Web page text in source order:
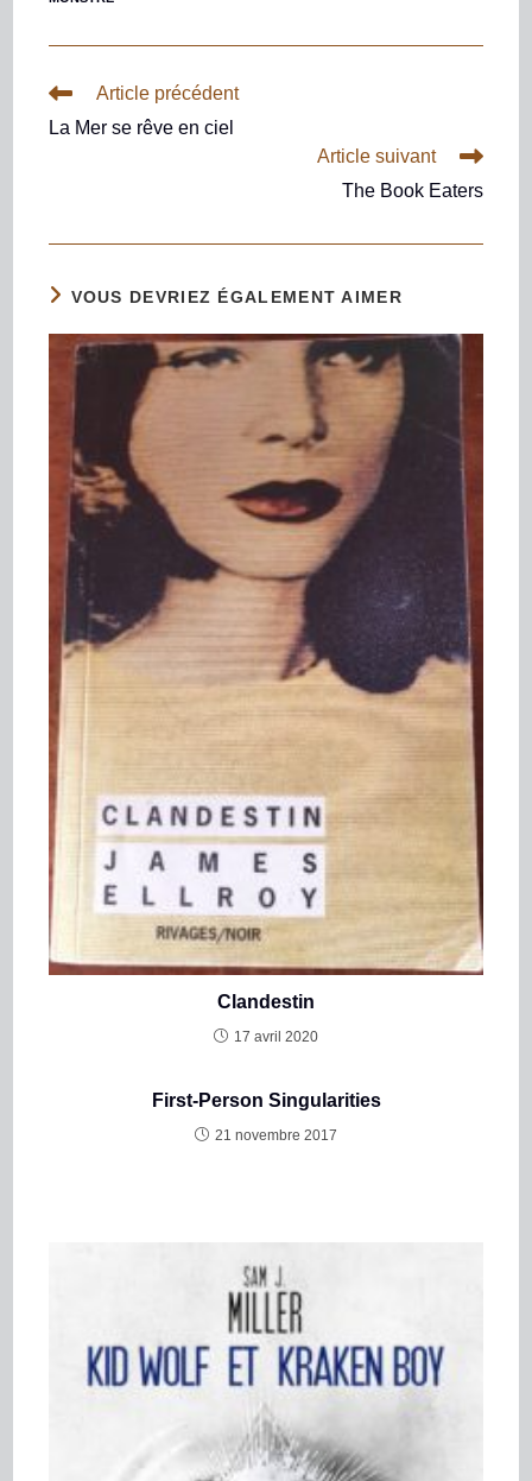
Article précédent
La Mer se rêve en ciel
Article suivant
The Book Eaters
VOUS DEVRIEZ ÉGALEMENT AIMER
Clandestin
17 avril 2020
First-Person Singularities
21 novembre 2017